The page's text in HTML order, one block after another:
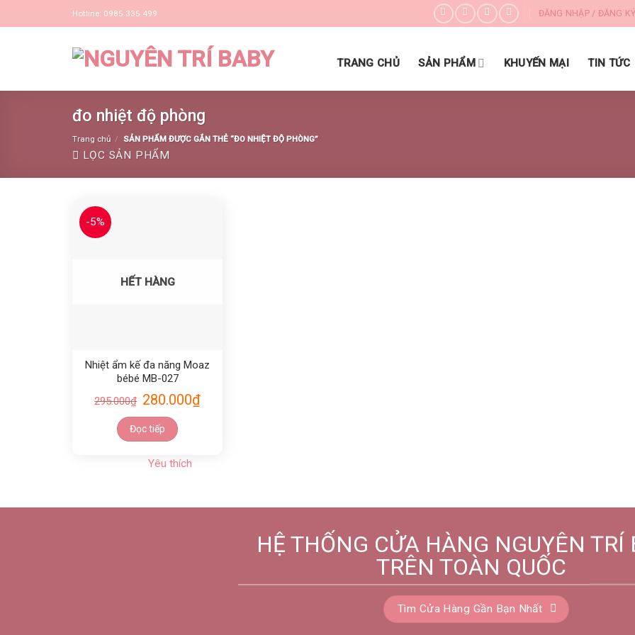
to
Hotline: 0985.335.499 ĐĂNG NHẬP / ĐĂNG
TRANG CHỦ
SẢN PHẨM KHUYẾN MẠI TIN TỨC
đo nhiệt độ phòng
Trang chủ / SẢN PHẨM ĐƯỢC GẮN THẺ “ĐO NHIỆT ĐỘ PHÒNG”
LỌC SẢN PHẨM
-5%
HẾT HÀNG
Nhiệt ẩm kế đa năng Moaz
bébé MB-027
295.000₫ 280.000₫
Đọc tiếp
Yêu thích
HỆ THỐNG CỬA HÀNG NGUYÊN TRÍ
TRÊN TOÀN QUỐC
Tìm Cửa Hàng Gần Bạn Nhất